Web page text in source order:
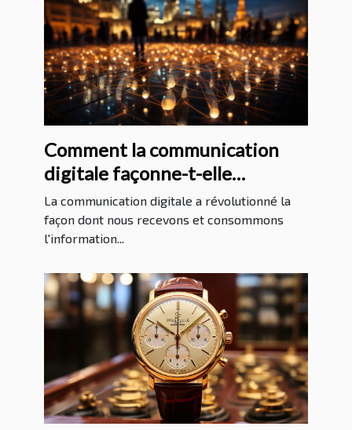
Comment la communication
digitale façonne-t-elle
l'information internationale?
La communication digitale a révolutionné la
façon dont nous recevons et consommons
l'information...